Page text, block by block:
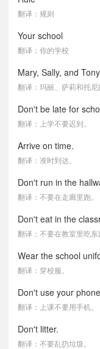
翻译：规则
Your school
翻译：你的学校
Mary, Sally, and
翻译：玛丽、萨莉和托尼
Don't be late for
翻译：上学不要迟到。
Arrive on time.
翻译：准时到达。
Don't run in the
翻译：不要在走廊里跑。
Don't eat in the
翻译：不要在教室里吃东
Wear the school
翻译：穿校服。
Don't use your
翻译：上课不要用手机。
Don't litter.
翻译：不要乱扔垃圾。